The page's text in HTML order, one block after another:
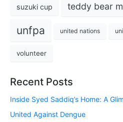
suzuki cup teddy bear
unfpa united nations
volunteer
Recent Posts
Inside Syed Saddiq’s Home: A
United Against Dengue